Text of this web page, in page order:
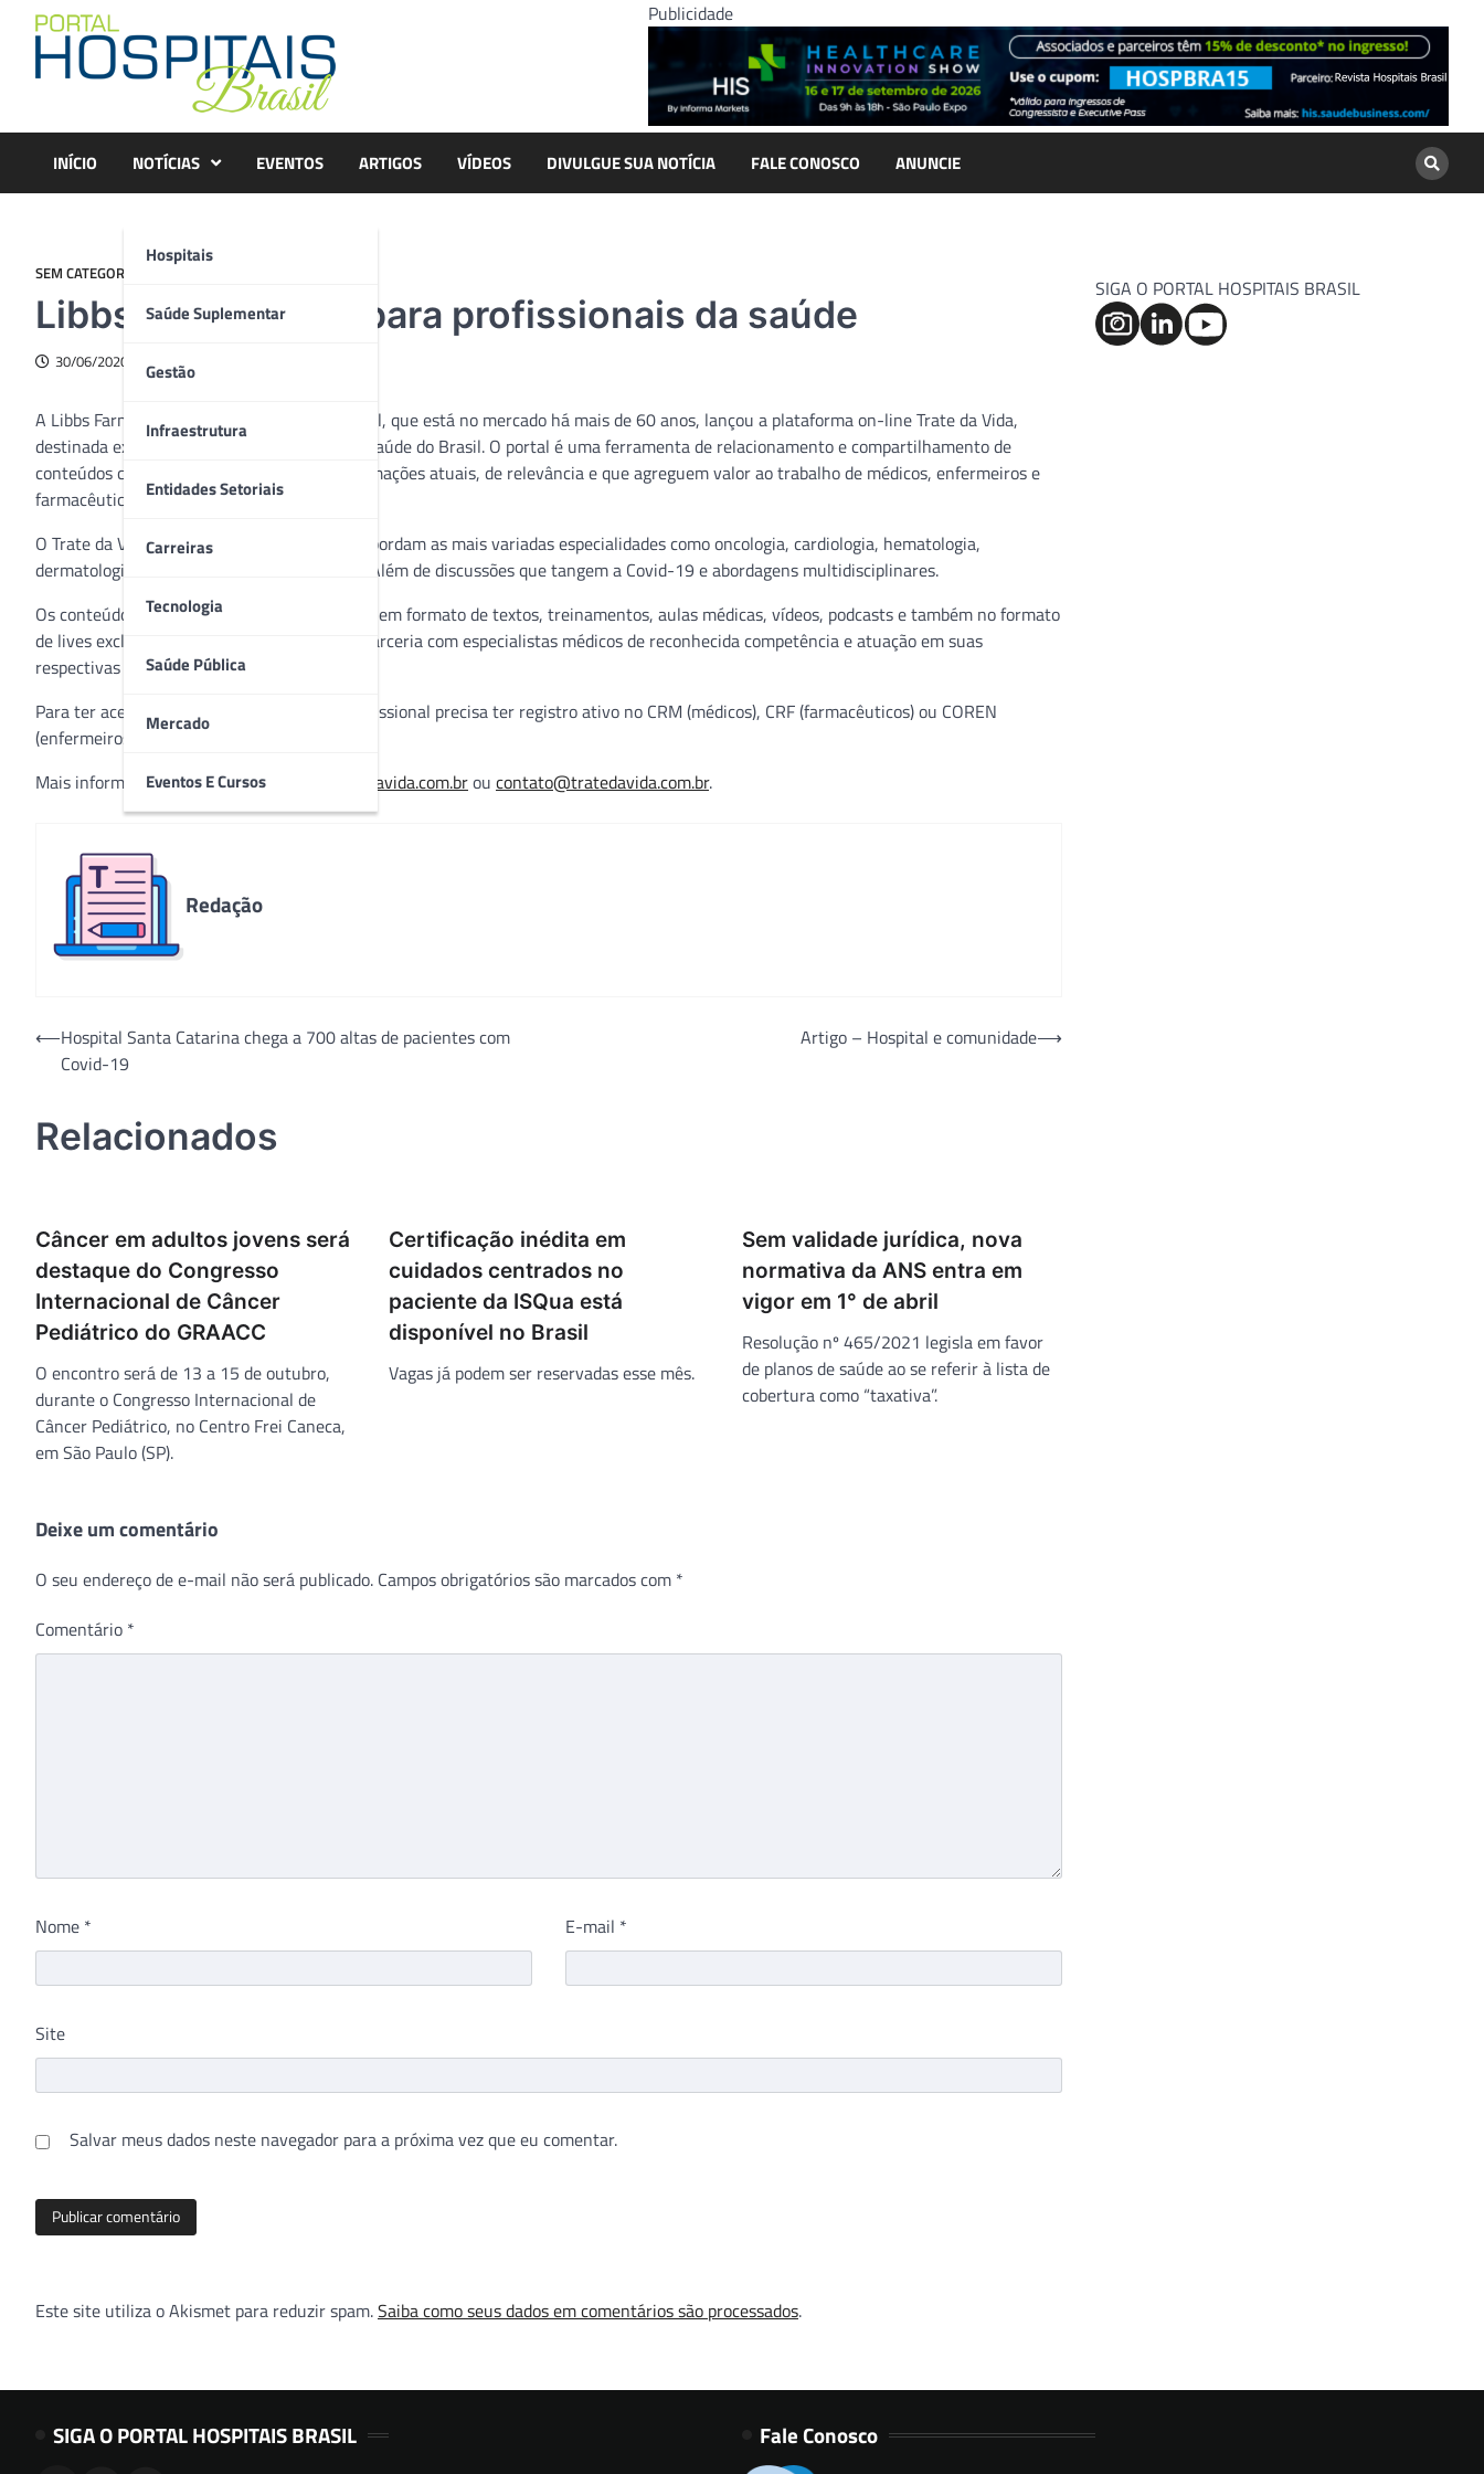
content
Publicidade
INÍCIO NOTÍCIAS
Hospitais
Saúde Suplementar
Gestão
Infraestrutura
Entidades Setoriais
Carreiras
Tecnologia
Saúde Pública
Mercado
Eventos E Cursos
EVENTOS ARTIGOS VÍDEOS DIVULGUE SUA NOTÍCIA FALE CONOSCO ANUNCIE
SEM CATEGORIA
Libbs lança portal para profissionais da saúde
30/06/2020
A Libbs Farmacêutica, indústria 100% nacional, que está no mercado há mais de 60 anos, lançou a plataforma on-line Trate da Vida,
destinada exclusivamente a profissionais da saúde do Brasil. O portal é uma ferramenta de relacionamento e compartilhamento de
conteúdos científicos O objetivo é levar informações atuais, de relevância e que agreguem valor ao trabalho de médicos, enfermeiros e
farmacêuticos na prática clínica diária.
O Trate da Vida conta com 10 editorias que abordam as mais variadas especialidades como oncologia, cardiologia, hematologia,
dermatologia, saúde feminina e respiratória. Além de discussões que tangem a Covid-19 e abordagens multidisciplinares.
Os conteúdos são gratuitos e disponibilizados em formato de textos, treinamentos, aulas médicas, vídeos, podcasts e também no formato
de lives exclusivas. Tudo é desenvolvido em parceria com especialistas médicos de reconhecida competência e atuação em suas
respectivas áreas.
Para ter acesso ao portal Trate da Vida, o profissional precisa ter registro ativo no CRM (médicos), CRF (farmacêuticos) ou COREN
(enfermeiros).
Mais informações através do site
www.tratedavida.com.brou contato@tratedavida.com.br.
Redação
Navegação
⟵Hospital Santa Catarina chega a 700 altas de pacientes com
Covid-19
Artigo – Hospital e comunidade⟶
Relacionados
Câncer em adultos jovens será
destaque do Congresso
Internacional de Câncer
Pediátrico do GRAACC
O encontro será de 13 a 15 de outubro,
durante o Congresso Internacional de
Câncer Pediátrico, no Centro Frei Caneca,
em São Paulo (SP).
Certificação inédita em
cuidados centrados no
paciente da ISQua está
disponível no Brasil
Vagas já podem ser reservadas esse mês.
Sem validade jurídica, nova
normativa da ANS entra em
vigor em 1° de abril
Resolução nº 465/2021 legisla em favor
de planos de saúde ao se referir à lista de
cobertura como “taxativa”.
Deixe um comentário
O seu endereço de e-mail não será publicado. Campos obrigatórios são marcados com *
Comentário *
Nome * E-mail *
Site
Salvar meus dados neste navegador para a próxima vez que eu comentar.
Este site utiliza o Akismet para reduzir spam.Saiba como seus dados em comentários são processados.
SIGA O PORTAL HOSPITAIS BRASIL
SIGA O PORTAL HOSPITAIS BRASIL Fale Conosco